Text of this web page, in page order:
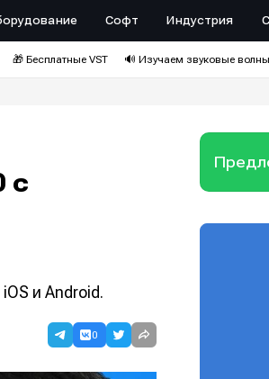
Софт Индустрия
🎁 Бесплатные VST 🔊 Изучаем звуковые волны
с
и Android.
0